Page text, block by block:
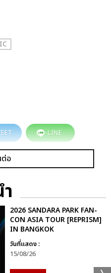
LINE
ต่อ
2026 SANDARA PARK FAN-
CON ASIA TOUR [REPRISM]
IN BANGKOK
วันที่แสดง :
15/08/26